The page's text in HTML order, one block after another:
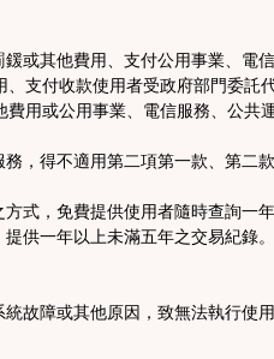
或其他費用、支付公用事業、電
支付收款使用者受政府部門委託
用或公用事業、電信服務、公共
，得不適用第二項第一款、第二
式，免費提供使用者隨時查詢一
供一年以上未滿五年之交易紀錄。
故障或其他原因，致無法執行使